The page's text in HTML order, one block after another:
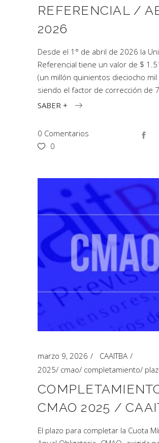
REFERENCIAL /
2026
Desde el 1° de abril de 2026 la
Referencial tiene un valor de $
(un millón quinientos dieciocho
siendo el factor de corrección de
SABER +
0 Comentarios
0
marzo 9, 2026
CAAITBA
2025/ cmao/ completamiento/
CMAO 2025 /
El plazo para completar la Cuota